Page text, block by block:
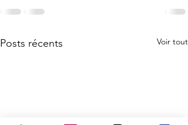
Posts récents Voir tout